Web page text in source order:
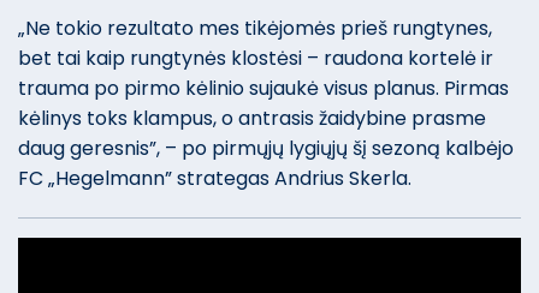
„Ne tokio rezultato mes tikėjomės prieš rungtynes,
bet tai kaip rungtynės klostėsi – raudona kortelė ir
trauma po pirmo kėlinio sujaukė visus planus. Pirmas
kėlinys toks klampus, o antrasis žaidybine prasme
daug geresnis”, – po pirmųjų lygiųjų šį sezoną kalbėjo
FC „Hegelmann” strategas Andrius Skerla.